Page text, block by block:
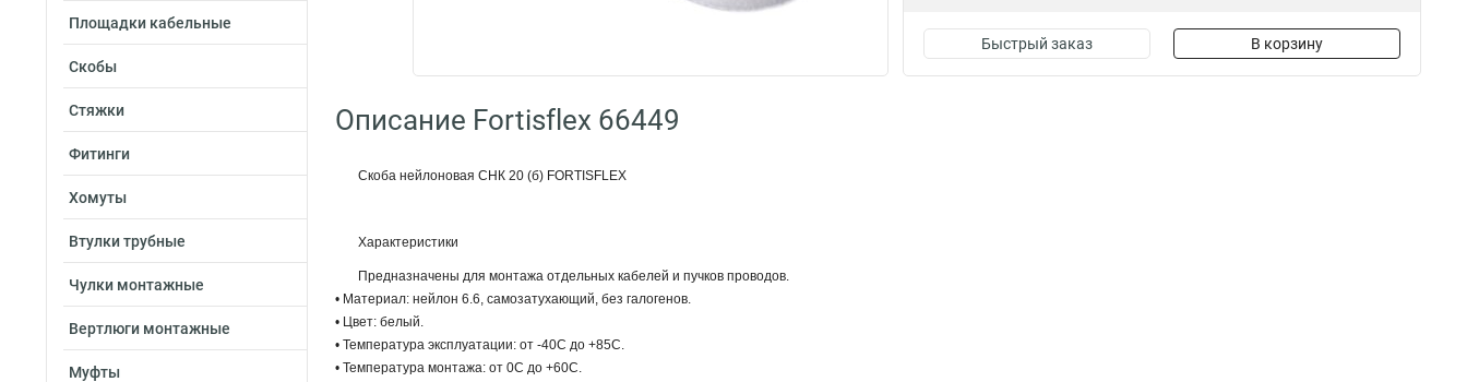
Площадки кабельные
Скобы
Стяжки
Фитинги
Хомуты
Втулки трубные
Чулки монтажные
Вертлюги монтажные
Муфты
Быстрый заказ В корзину
Описание Fortisflex 66449
Скоба нейлоновая СНК 20 (б) FORTISFLEX
Характеристики
Предназначены для монтажа отдельных кабелей и пучков проводов.
• Материал: нейлон 6.6, самозатухающий, без галогенов.
• Цвет: белый.
• Температура эксплуатации: от -40С до +85С.
• Температура монтажа: от 0С до +60С.